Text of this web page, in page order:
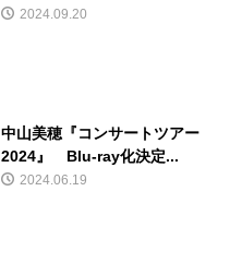
2024.09.20
中山美穂『コンサートツアー
2024』 Blu-ray化決定...
2024.06.19